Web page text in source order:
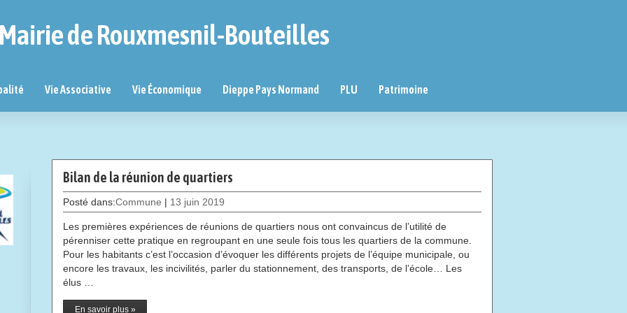
Mairie de Rouxmesnil-Bouteilles
Vie Associative Vie Économique Dieppe Pays Normand PLU Patrimoine
Bilan de la réunion de quartiers
Posté dans:Commune | 13 juin 2019
Les premières expériences de réunions de quartiers nous ont convaincus de l’utilité de
pérenniser cette pratique en regroupant en une seule fois tous les quartiers de la commune.
Pour les habitants c’est l’occasion d’évoquer les différents projets de l’équipe municipale, ou
encore les travaux, les incivilités, parler du stationnement, des transports, de l’école… Les
élus …
En savoir plus »